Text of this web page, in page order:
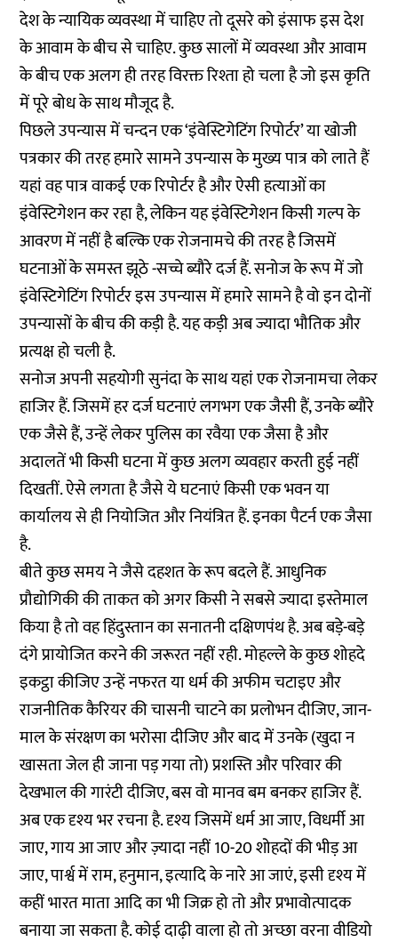
देश के न्यायिक व्यवस्था में चाहिए तो दूसरे को इंसाफ इस देश
के आवाम के बीच से चाहिए. कुछ सालों में व्यवस्था और आवाम
के बीच एक अलग ही तरह विरक्त रिश्ता हो चला है जो इस कृति
में पूरे बोध के साथ मौजूद है.
पिछले उपन्यास में चन्दन एक ‘इंवेस्टिगेटिंग रिपोर्टर’ या खोजी
पत्रकार की तरह हमारे सामने उपन्यास के मुख्य पात्र को लाते हैं
यहां वह पात्र वाकई एक रिपोर्टर है और ऐसी हत्याओं का
इंवेस्टिगेशन कर रहा है, लेकिन यह इंवेस्टिगेशन किसी गल्प के
आवरण में नहीं है बल्कि एक रोजनामचे की तरह है जिसमें
घटनाओं के समस्त झूठे -सच्चे ब्यौरे दर्ज हैं. सनोज के रूप में जो
इंवेस्टिगेटिंग रिपोर्टर इस उपन्यास में हमारे सामने है वो इन दोनों
उपन्यासों के बीच की कड़ी है. यह कड़ी अब ज्यादा भौतिक और
प्रत्यक्ष हो चली है.
सनोज अपनी सहयोगी सुनंदा के साथ यहां एक रोजनामचा लेकर
हाजिर हैं. जिसमें हर दर्ज घटनाएं लगभग एक जैसी हैं, उनके ब्यौरे
एक जैसे हैं, उन्हें लेकर पुलिस का रवैया एक जैसा है और
अदालतें भी किसी घटना में कुछ अलग व्यवहार करती हुई नहीं
दिखतीं. ऐसे लगता है जैसे ये घटनाएं किसी एक भवन या
कार्यालय से ही नियोजित और नियंत्रित हैं. इनका पैटर्न एक जैसा
है.
बीते कुछ समय ने जैसे दहशत के रूप बदले हैं. आधुनिक
प्रौद्योगिकी की ताकत को अगर किसी ने सबसे ज्यादा इस्तेमाल
किया है तो वह हिंदुस्तान का सनातनी दक्षिणपंथ है. अब बड़े-बड़े
दंगे प्रायोजित करने की जरूरत नहीं रही. मोहल्ले के कुछ शोहदे
इकट्ठा कीजिए उन्हें नफरत या धर्म की अफीम चटाइए और
राजनीतिक कैरियर की चासनी चाटने का प्रलोभन दीजिए, जान-
माल के संरक्षण का भरोसा दीजिए और बाद में उनके (खुदा न
खासता जेल ही जाना पड़ गया तो) प्रशस्ति और परिवार की
देखभाल की गारंटी दीजिए, बस वो मानव बम बनकर हाजिर हैं.
अब एक दृश्य भर रचना है. दृश्य जिसमें धर्म आ जाए, विधर्मी आ
जाए, गाय आ जाए और ज़्यादा नहीं 10-20 शोहदों की भीड़ आ
जाए, पार्श्व में राम, हनुमान, इत्यादि के नारे आ जाएं, इसी दृश्य में
कहीं भारत माता आदि का भी जिक्र हो तो और प्रभावोत्पादक
बनाया जा सकता है. कोई दाढ़ी वाला हो तो अच्छा वरना वीडियो